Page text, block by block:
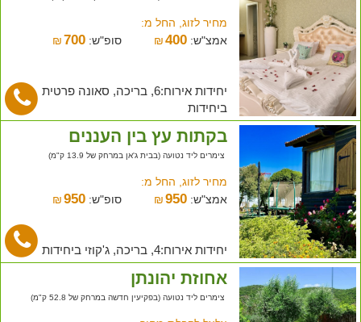
מחיר לזוג, החל מ:
אמצ"ש:
₪400 סופ"ש: ₪ 700
יחידות אירוח:6, בריכה, סאונה פרטית
ביחידות
בקתות עץ בין העננים
צימרים ליד נטועה (בבית ג'אן במרחק של 13.9 ק"מ)
מחיר לזוג, החל מ:
אמצ"ש:
₪950 סופ"ש: ₪ 950
יחידות אירוח:4, בריכה, ג'קוזי ביחידות
אחוזת יהונתן
צימרים ליד נטועה (בפקיעין חדשה במרחק של 52.8 ק"מ)